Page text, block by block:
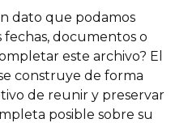
dato que podamos
fechas, documentos o
este archivo? El
construye de forma
de reunir y preservar
posible sobre su